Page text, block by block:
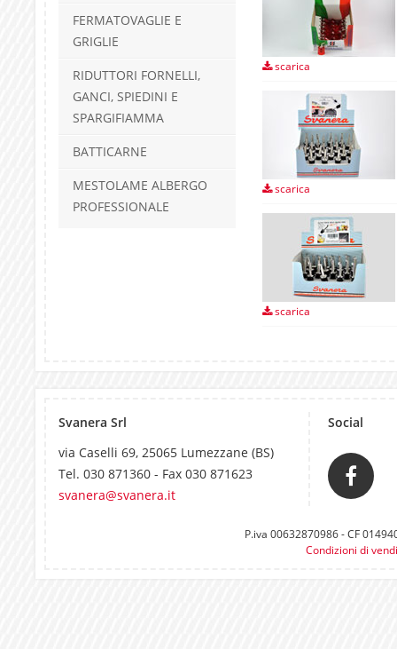
FERMATOVAGLIE E
GRIGLIE
RIDUTTORI FORNELLI,
GANCI, SPIEDINI E
SPARGIFIAMMA
BATTICARNE
MESTOLAME ALBERGO
PROFESSIONALE
scarica
scarica
scarica
Svanera Srl
via Caselli 69, 25065 Lumezzane (BS)
Tel. 030 871360 - Fax 030 871623
svanera@svanera.it
Social
P.iva 00632870986 - CF
Condizioni di